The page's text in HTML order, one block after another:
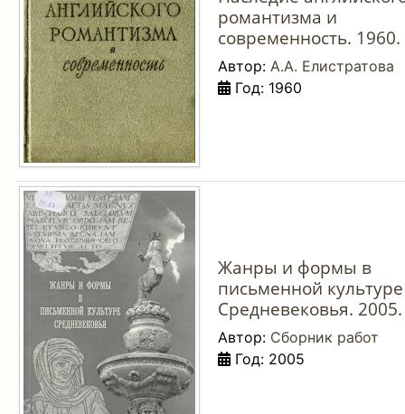
романтизма и
современность. 1960.
Автор: А.А. Елистратова
Год: 1960
Жанры и формы в
письменной культуре
Средневековья. 2005.
Автор: Сборник работ
Год: 2005